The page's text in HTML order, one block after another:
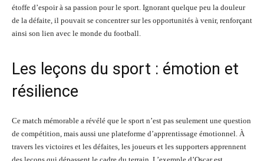
étoffe d’espoir à sa passion pour le sport. Ignorant quelque peu la douleur
de la défaite, il pouvait se concentrer sur les opportunités à venir, renforçant
ainsi son lien avec le monde du football.
Les leçons du sport : émotion et
résilience
Ce match mémorable a révélé que le sport n’est pas seulement une question
de compétition, mais aussi une plateforme d’apprentissage émotionnel. À
travers les victoires et les défaites, les joueurs et les supporters apprennent